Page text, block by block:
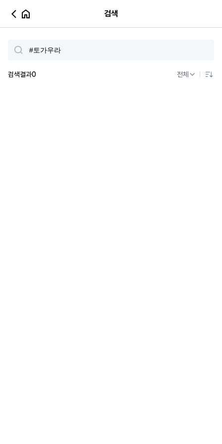
검색
검색결과0 전체